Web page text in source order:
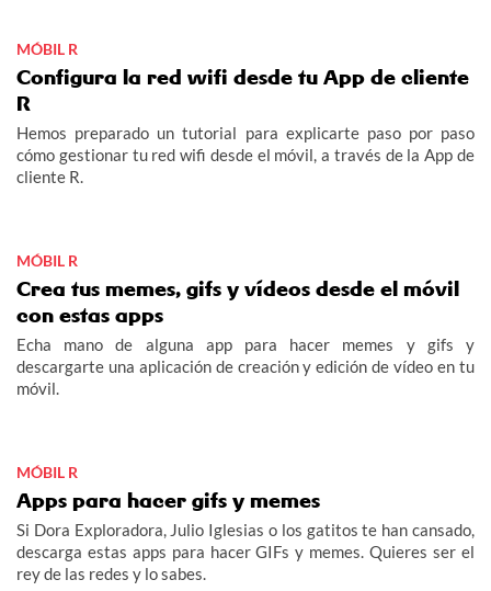
MÓBIL R
Configura la red wifi desde tu App de cliente
R
Hemos preparado un tutorial para explicarte paso por paso
cómo gestionar tu red wifi desde el móvil, a través de la App de
cliente R.
MÓBIL R
Crea tus memes, gifs y vídeos desde el móvil
con estas apps
Echa mano de alguna app para hacer memes y gifs y
descargarte una aplicación de creación y edición de vídeo en tu
móvil.
MÓBIL R
Apps para hacer gifs y memes
Si Dora Exploradora, Julio Iglesias o los gatitos te han cansado,
descarga estas apps para hacer GIFs y memes. Quieres ser el
rey de las redes y lo sabes.